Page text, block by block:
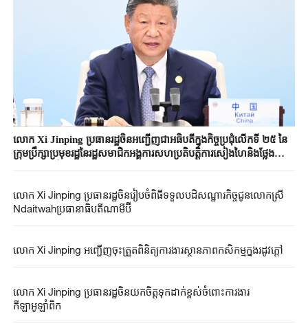
លោក Xi Jinping ប្រធានរដ្ឋចិនអញ្ជើញជាអធិបតីក្នុងកិច្ចប្រជុំលើកទី ២៥ នៃ
ក្រុមប្រឹក្សាប្រមុខរដ្ឋនៃរដ្ឋសមាជិកអង្គការសហប្រតិបត្តិការសៀងហៃនិងថ្លែង
លោក Xi Jinping ប្រធាន​រដ្ឋ​ចិនរៀបចំ​ពិធីទទួលបដិសណ្ឋារកិច្ច​ជូន​លោកស្រី​
Ndaitwah​ប្រធានាធិបតី​ណាមីប៊ី
លោក Xi Jinping អញ្ជើញ​ចុះត្រួតពិនិត្យការងារស្ថានភាពកសិកម្មក្នុងរដូវក្តៅ
លោក Xi Jinping ប្រធានរដ្ឋ​ចិនយកចិត្តទុកដាក់ខ្ពស់​ចំពោះការងារ
កីឡាអូឡាំពិក